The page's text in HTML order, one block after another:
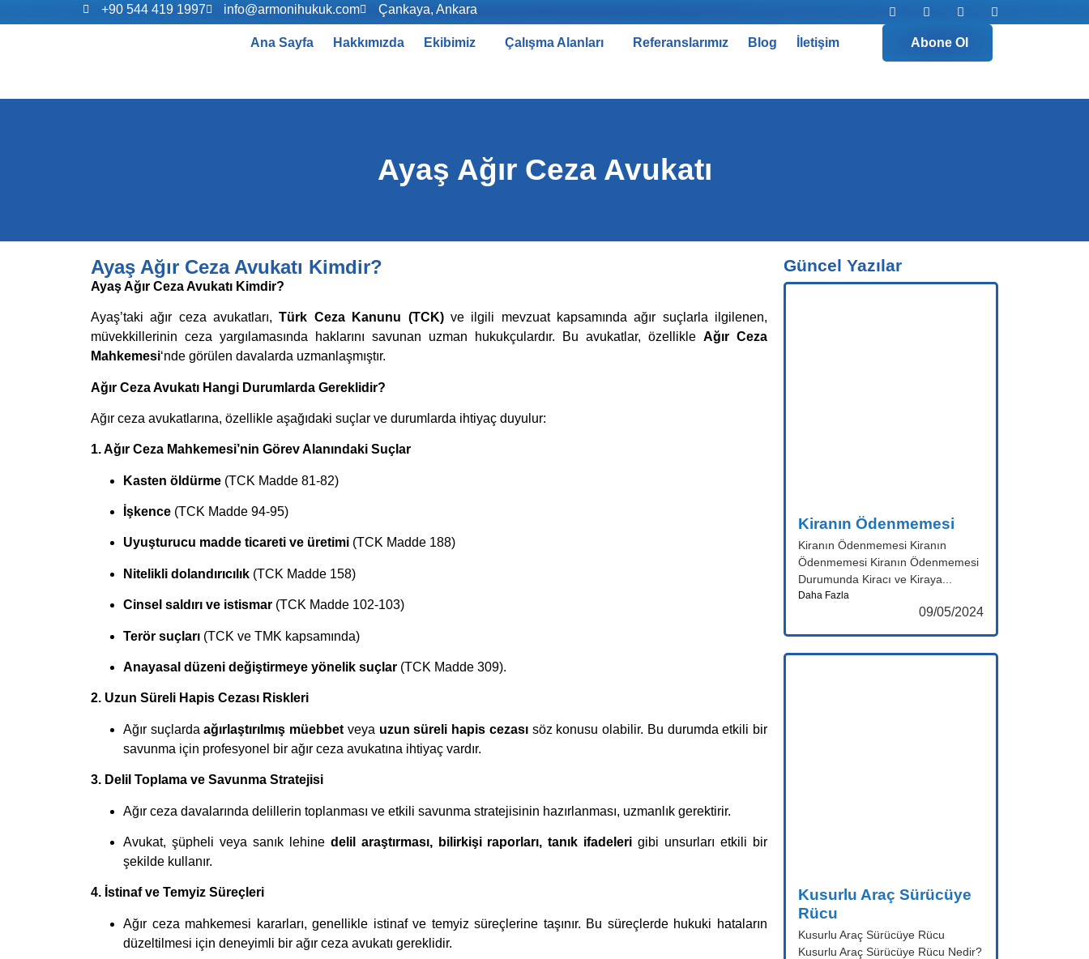
+90 544 419 1997 info@armonihukuk.com Çankaya, Ankara
Ana Sayfa Hakkımızda Ekibimiz Çalışma Alanları Referanslarımız Blog İletişim Abone Ol
Ayaş Ağır Ceza Avukatı
Ayaş Ağır Ceza Avukatı Kimdir?
Ayaş Ağır Ceza Avukatı Kimdir?
Ayaş’taki ağır ceza avukatları,Türk Ceza Kanunu (TCK)ve ilgili mevzuat kapsamında ağır suçlarla ilgilenen,
müvekkillerinin ceza yargılamasında haklarını savunan uzman hukukçulardır. Bu avukatlar, özellikle Ağır Ceza
Mahkemesi‘nde görülen davalarda uzmanlaşmıştır.
Ağır Ceza Avukatı Hangi Durumlarda Gereklidir?
Ağır ceza avukatlarına, özellikle aşağıdaki suçlar ve durumlarda ihtiyaç duyulur:
1. Ağır Ceza Mahkemesi’nin Görev Alanındaki Suçlar
Kasten öldürme (TCK Madde 81-82)
İşkence (TCK Madde 94-95)
Uyuşturucu madde ticareti ve üretimi (TCK Madde 188)
Nitelikli dolandırıcılık (TCK Madde 158)
Cinsel saldırı ve istismar (TCK Madde 102-103)
Terör suçları (TCK ve TMK kapsamında)
Anayasal düzeni değiştirmeye yönelik suçlar (TCK Madde 309).
2. Uzun Süreli Hapis Cezası Riskleri
Ağır suçlardaağırlaştırılmış müebbet veya uzun süreli hapis cezasısöz konusu olabilir. Bu durumda etkili bir
savunma için profesyonel bir ağır ceza avukatına ihtiyaç vardır.
3. Delil Toplama ve Savunma Stratejisi
Ağır ceza davalarında delillerin toplanması ve etkili savunma stratejisinin hazırlanması, uzmanlık gerektirir.
Avukat, şüpheli veya sanık lehine delil araştırması, bilirkişi raporları, tanık ifadeleri gibi unsurları etkili bir
şekilde kullanır.
4. İstinaf ve Temyiz Süreçleri
Ağır ceza mahkemesi kararları, genellikle istinaf ve temyiz süreçlerine taşınır. Bu süreçlerde hukuki hataların
düzeltilmesi için deneyimli bir ağır ceza avukatı gereklidir.
Güncel Yazılar
Kiranın Ödenmemesi
Kiranın Ödenmemesi Kiranın
Ödenmemesi Kiranın Ödenmemesi
Durumunda Kiracı ve Kiraya...
Daha Fazla
09/05/2024
Kusurlu Araç Sürücüye
Rücu
Kusurlu Araç Sürücüye Rücu
Kusurlu Araç Sürücüye Rücu Nedir?